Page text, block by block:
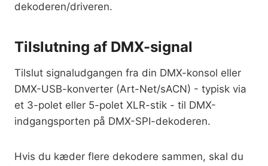
dekoderen/driveren.
Tilslutning af DMX-signal
Tilslut signaludgangen fra din DMX-konsol eller
DMX-USB-konverter (Art-Net/sACN) - typisk via
et 3-polet eller 5-polet XLR-stik - til DMX-
indgangsporten på DMX-SPI-dekoderen.
Hvis du kæder flere dekodere sammen, skal du